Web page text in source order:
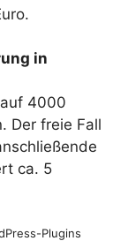
in
4000
Der freie Fall
ca. 5
Plugins